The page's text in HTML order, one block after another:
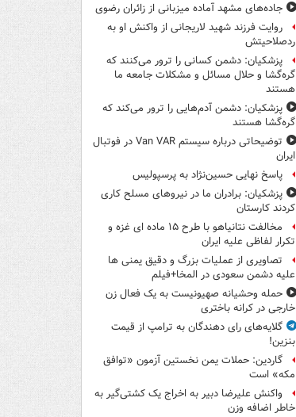
جاده‌های مشهد آماده میزبانی از زائران رضوی
روایت فرزند شهید لاریجانی از واکنش او به
ردصلاحیتش
پزشکیان: دشمن کسانی را ترور می‌کنند که
گره‌گشا و حلال مسائل و مشکلات جامعه ما
هستند
پزشکیان: دشمن آدم‌هایی را ترور می‌کند که
گره‌گشا هستند
توضیحاتی درباره سیستم Van VAR در فوتبال
ایران
پاسخ نهایی حسین‌نژاد به پرسپولیس
پزشکیان: برادران ما در نیروهای مسلح کاری
کردند کارستان
مخالفت نتانیاهو با طرح ۱۵ ماده ای غزه و
تکرار لفاظی علیه ایران
تصاویری از عملیات بزرگ و دقیق یمنی ها
علیه دشمن سعودی در المخا+فیلم
حمله وحشیانه صهیونیست به یک فعال زن
خارجی در کرانه باختری
گلایه‌های رای دهندگان به ترامپ از قیمت
بنزین!
گاردین: حملات یمن نخستین آزمون «توافق
مکه» است
واکنش علیرضا دبیر به اخراج یک کشتی‌گیر به
خاطر اضافه وزن